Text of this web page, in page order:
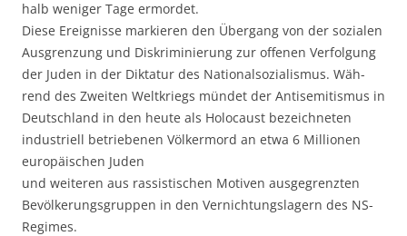
halb weni­ger Tage ermor­det.
Die­se Ereig­nis­se mar­kie­ren den Über­gang von der sozia­len
Aus­gren­zung und Dis­kri­mi­nie­rung zur offe­nen Ver­fol­gung
der Juden in der Dik­ta­tur des Natio­nal­so­zia­lis­mus. Wäh­
rend des Zwei­ten Welt­kriegs mün­det der Anti­se­mi­tis­mus in
Deutsch­land in den heu­te als Holo­caust bezeich­ne­ten
indus­tri­ell betrie­be­nen Völ­ker­mord an etwa 6 Mil­lio­nen
euro­päi­schen Juden
und wei­te­ren aus ras­sis­ti­schen Moti­ven aus­ge­grenz­ten
Bevöl­ke­rungs­grup­pen in den Ver­nich­tungs­la­gern des NS-
Regimes.